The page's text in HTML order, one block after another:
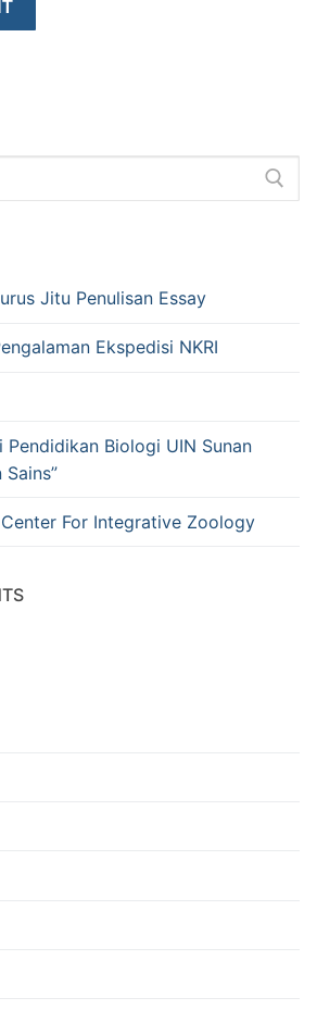
Jitu Penulisan Essay
Ekspedisi NKRI
Pendidikan Biologi UIN Sunan
Sains”
For Integrative Zoology